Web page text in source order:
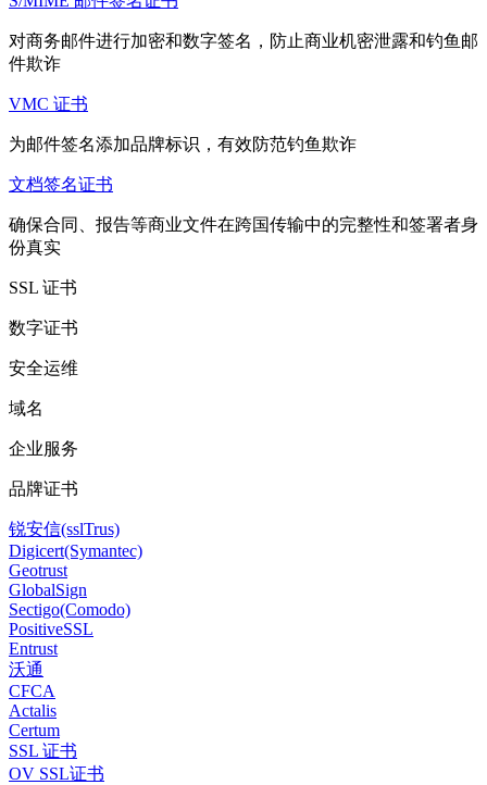
对商务邮件进行加密和数字签名，防止商业机密泄露和钓鱼邮
件欺诈
VMC 证书
为邮件签名添加品牌标识，有效防范钓鱼欺诈
文档签名证书
确保合同、报告等商业文件在跨国传输中的完整性和签署者身
份真实
SSL 证书
数字证书
安全运维
域名
企业服务
品牌证书
锐安信(sslTrus)
Digicert(Symantec)
Geotrust
GlobalSign
Sectigo(Comodo)
PositiveSSL
Entrust
沃通
CFCA
Actalis
Certum
SSL 证书
OV SSL证书